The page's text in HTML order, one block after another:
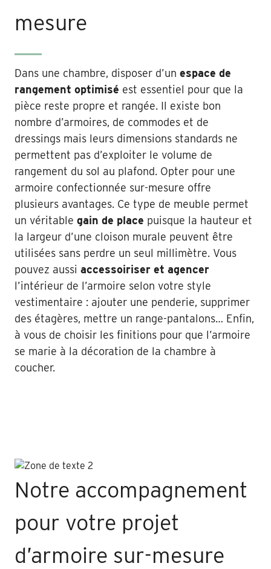
mesure
Dans une chambre, disposer d’un espace de
rangement optimisé est essentiel pour que la
pièce reste propre et rangée. Il existe bon
nombre d’armoires, de commodes et de
dressings mais leurs dimensions standards ne
permettent pas d’exploiter le volume de
rangement du sol au plafond. Opter pour une
armoire confectionnée sur-mesure offre
plusieurs avantages. Ce type de meuble permet
un véritable gain de place puisque la hauteur et
la largeur d’une cloison murale peuvent être
utilisées sans perdre un seul millimètre. Vous
pouvez aussi accessoiriser et agencer
l’intérieur de l’armoire selon votre style
vestimentaire : ajouter une penderie, supprimer
des étagères, mettre un range-pantalons… Enfin,
à vous de choisir les finitions pour que l’armoire
se marie à la décoration de la chambre à
coucher.
Notre accompagnement
pour votre projet
d’armoire sur-mesure